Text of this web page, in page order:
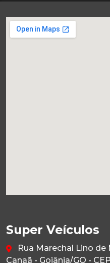
Super Veículos
Rua Marechal Lino de
Canaã - Goiânia/GO -